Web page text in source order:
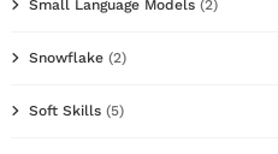
Small Language Models (2)
Snowflake (2)
Soft Skills (5)